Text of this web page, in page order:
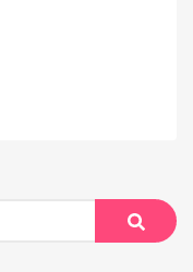
Suche